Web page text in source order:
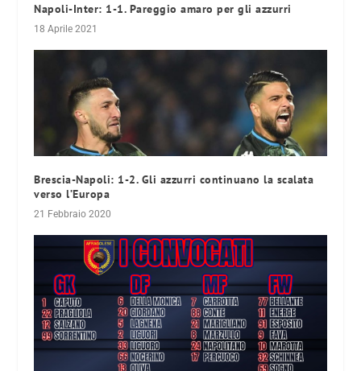
Napoli-Inter: 1-1. Pareggio amaro per gli azzurri
18 Aprile 2021
Brescia-Napoli: 1-2. Gli azzurri continuano la scalata
verso l’Europa
21 Febbraio 2020